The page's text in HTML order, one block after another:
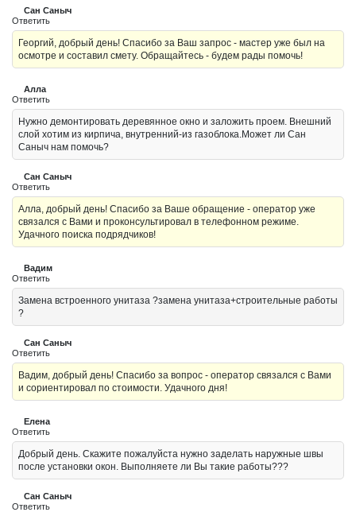
Сан Саныч
Ответить
Георгий, добрый день! Спасибо за Ваш запрос - мастер уже был на
осмотре и составил смету. Обращайтесь - будем рады помочь!
Алла
Ответить
Нужно демонтировать деревянное окно и заложить проем. Внешний
слой хотим из кирпича, внутренний-из газоблока.Может ли Сан
Саныч нам помочь?
Сан Саныч
Ответить
Алла, добрый день! Спасибо за Ваше обращение - оператор уже
связался с Вами и проконсультировал в телефонном режиме.
Удачного поиска подрядчиков!
Вадим
Ответить
Замена встроенного унитаза ?замена унитаза+строительные работы
?
Сан Саныч
Ответить
Вадим, добрый день! Спасибо за вопрос - оператор связался с Вами
и сориентировал по стоимости. Удачного дня!
Елена
Ответить
Добрый день. Скажите пожалуйста нужно заделать наружные швы
после установки окон. Выполняете ли Вы такие работы???
Сан Саныч
Ответить